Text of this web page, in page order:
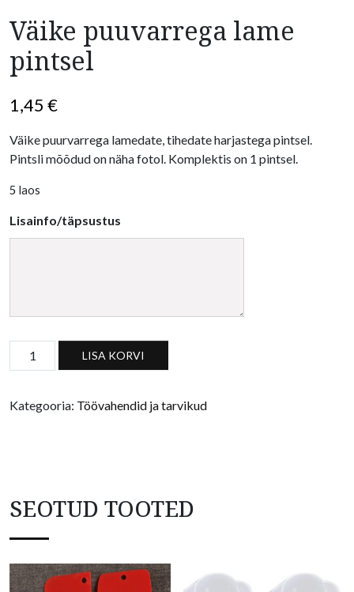
Väike puuvarrega lame
pintsel
1,45 €
Väike puurvarrega lamedate, tihedate harjastega pintsel.
Pintsli mõõdud on näha fotol. Komplektis on 1 pintsel.
5 laos
Lisainfo/täpsustus
Väike puuvarrega lame pintsel kogus
LISA KORVI
Kategooria: Töövahendid ja tarvikud
SEOTUD TOOTED